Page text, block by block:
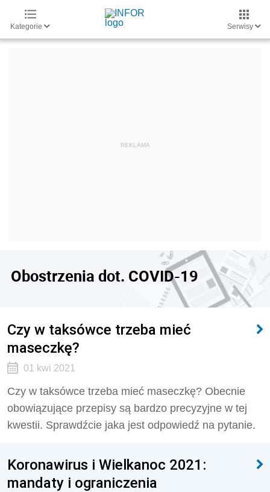
Kategorie Serwisy
Obostrzenia dot. COVID-19
Czy w taksówce trzeba mieć
maseczkę?
01 kwi 2021
Czy w taksówce trzeba mieć maseczkę? Obecnie
obowiązujące przepisy są bardzo precyzyjne w tej
kwestii. Sprawdźcie jaka jest odpowiedź na pytanie.
Koronawirus i Wielkanoc 2021:
mandaty i ograniczenia